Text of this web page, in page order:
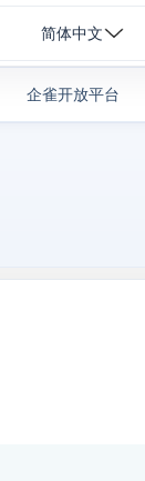
简体中文
企雀开放平台